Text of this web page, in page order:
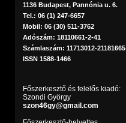
1136 Budapest, Pannónia u. 6.
Tel.: 06 (1) 247-6657
Mobil: 06 (30) 511-3762
Adószám: 18110661-2-41
Számlaszám: 11713012-21181665
ISSN 1588-1466
Főszerkesztő és felelős kiadó:
Szondi György
szon46gy@gmail.com